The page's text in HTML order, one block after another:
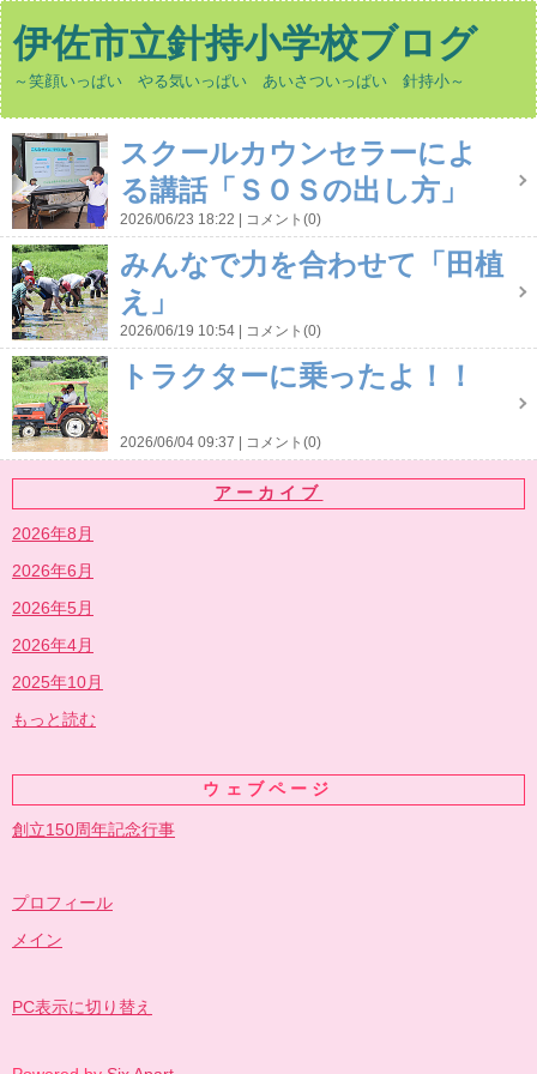
伊佐市立針持小学校ブログ
～笑顔いっぱい やる気いっぱい あいさついっぱい 針持小～
スクールカウンセラーによ
る講話「ＳＯＳの出し方」
2026/06/23 18:22 コメント(0)
みんなで力を合わせて「田植
え」
2026/06/19 10:54 コメント(0)
トラクターに乗ったよ！！
2026/06/04 09:37 コメント(0)
アーカイブ
2026年8月
2026年6月
2026年5月
2026年4月
2025年10月
もっと読む
ウェブページ
創立150周年記念行事
プロフィール
メイン
PC表示に切り替え